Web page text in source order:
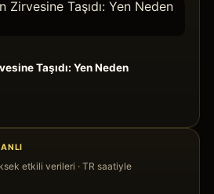
Taşıdı: Yen Neden
etkili verileri · TR saatiyle